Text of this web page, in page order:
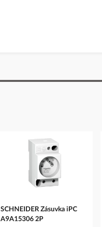
SCHNEIDER Zásuvka iPC
A9A15306 2P